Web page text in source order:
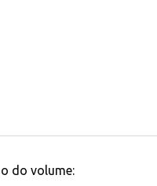
do volume: